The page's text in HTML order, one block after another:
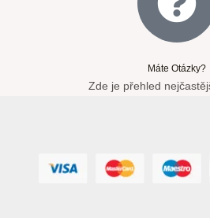
Máte Otázky?
Zde je přehled